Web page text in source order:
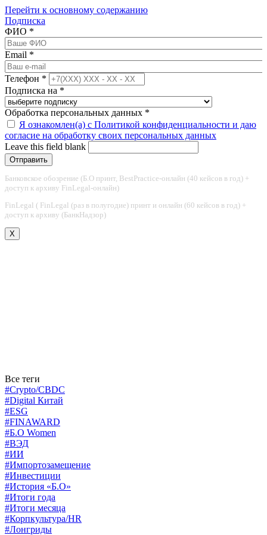
Перейти к основному содержанию
Подписка
ФИО *
Email *
Телефон *
Подписка на *
Обработка персональных данных *
Я ознакомлен(а) с Политикой конфиденциальности и даю
согласие на обработку своих персональных данных
Leave this field blank
Банковское обозрение (Б.О принт, BestPractice-онлайн (40 кейсов в год) +
доступ к архиву FinLegal-онлайн)
FinLegal ( FinLegal (раз в полугодие) принт и онлайн (60 кейсов в год) +
доступ к архиву (БанкНадзор)
X
Все теги
#Crypto/CBDC
#Digital Китай
#ESG
#FINAWARD
#Б.О Women
#ВЭД
#ИИ
#Импортозамещение
#Инвестиции
#История «Б.О»
#Итоги года
#Итоги месяца
#Корпкультура/HR
#Лонгриды